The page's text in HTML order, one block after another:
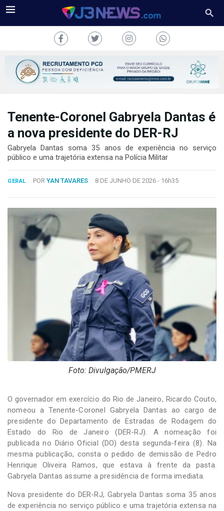
J3NEWS
COLUNAS
FALE
Copyright
2024
Desenvolvido
Tenente-Coronel Gabryela Dantas é
a nova presidente do DER-RJ
Gabryela Dantas soma 35 anos de experiência no serviço
público e uma trajetória extensa na Polícia Militar
GERAL POR YAN TAVARES 8 DE JUNHO DE 2026 - 16h35
Foto: Divulgação/PMERJ
O governador em exercício do Rio de Janeiro, Ricardo Couto,
nomeou a Tenente-Coronel Gabryela Dantas ao cargo de
presidente do Departamento de Estradas de Rodagem do
Estado do Rio de Janeiro (DER-RJ). A nomeação foi
publicada no Diário Oficial (DO) desta segunda-feira (8). Na
mesma publicação, consta o pedido de demissão de Pedro
Henrique Oliveira Ramos, que estava à frente da pasta.
Gabryela Dantas assume a presidência de forma imediata.
Nova presidente do DER-RJ, Gabryela Dantas soma 35 anos
de experiência no serviço público e uma trajetória extensa na